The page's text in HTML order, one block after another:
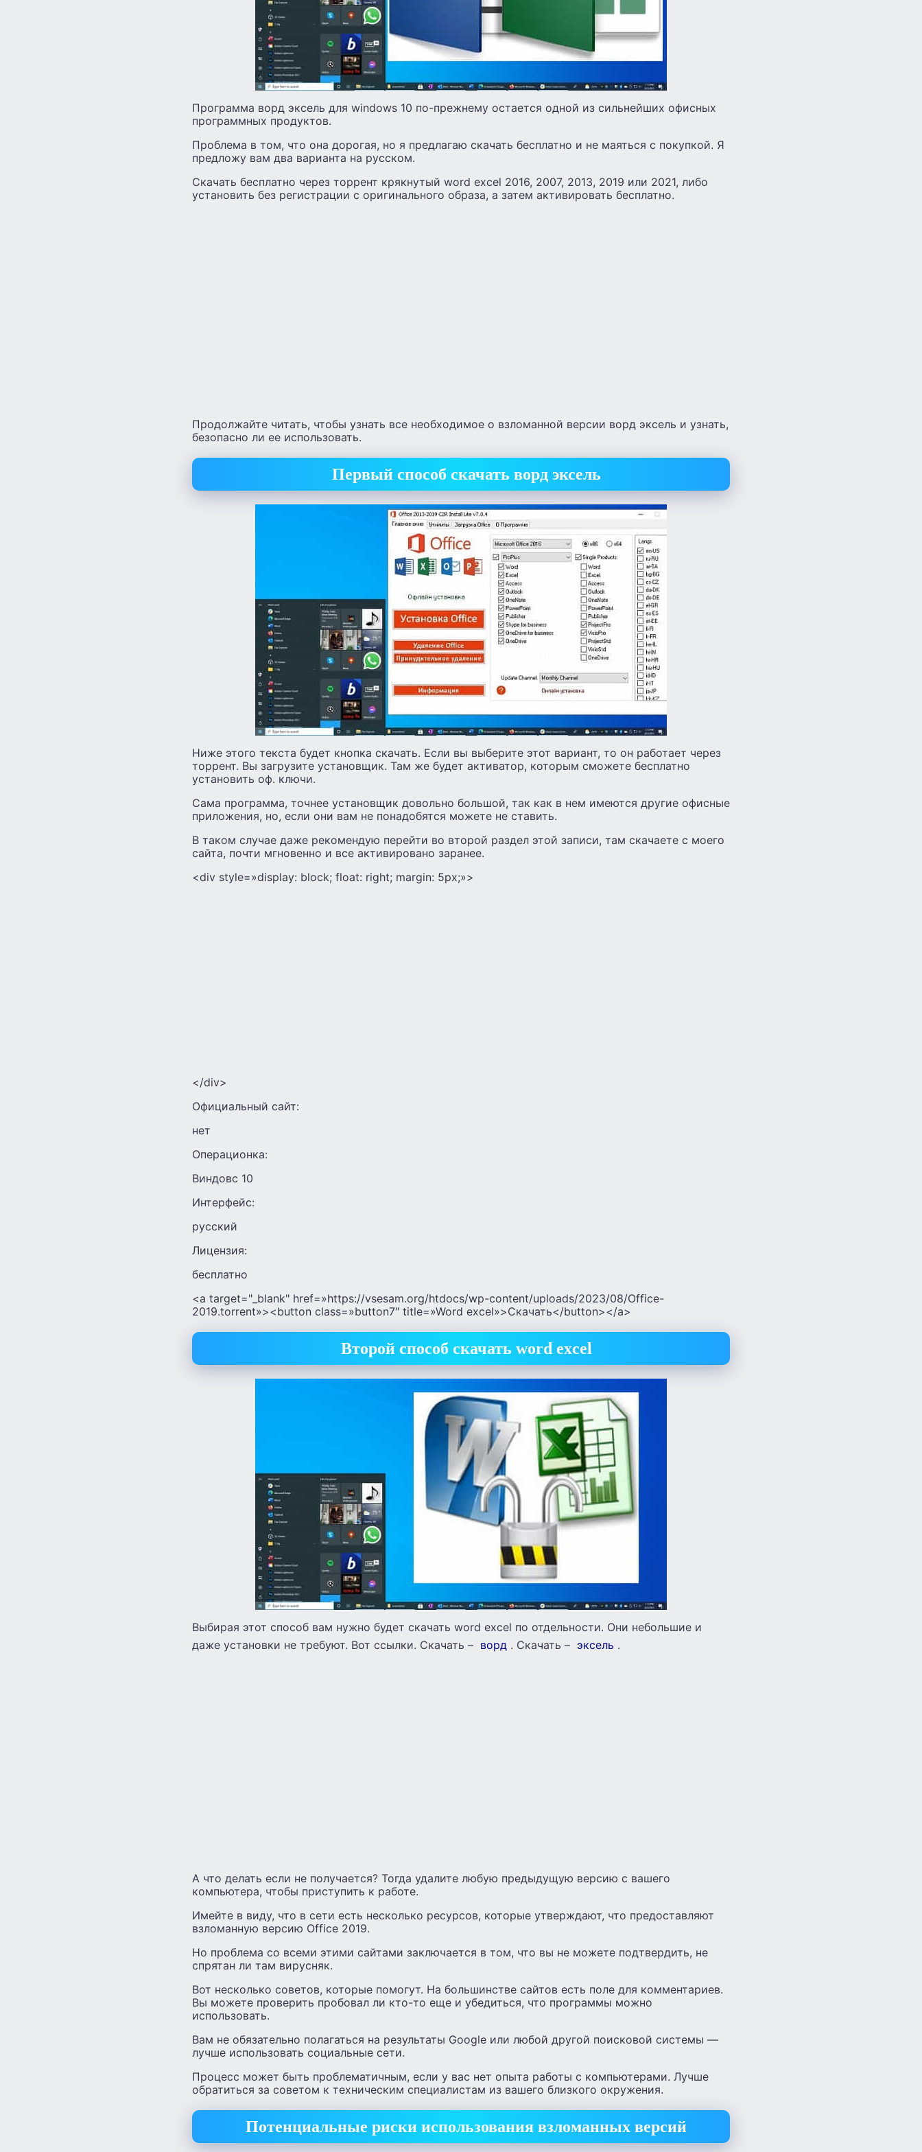
Программа ворд эксель для windows 10 по-прежнему остается одной из сильнейших офисных
программных продуктов.
Проблема в том, что она дорогая, но я предлагаю скачать бесплатно и не маяться с покупкой. Я
предложу вам два варианта на русском.
Cкачать бесплатно через торрент крякнутый word excel 2016, 2007, 2013, 2019 или 2021, либо
установить без регистрации с оригинального образа, а затем активировать бесплатно.
Продолжайте читать, чтобы узнать все необходимое о взломанной версии ворд эксель и узнать,
безопасно ли ее использовать.
Первый способ скачать ворд эксель
Ниже этого текста будет кнопка скачать. Если вы выберите этот вариант, то он работает через
торрент. Вы загрузите установщик. Там же будет активатор, которым сможете бесплатно
установить оф. ключи.
Сама программа, точнее установщик довольно большой, так как в нем имеются другие офисные
приложения, но, если они вам не понадобятся можете не ставить.
В таком случае даже рекомендую перейти во второй раздел этой записи, там скачаете с моего
сайта, почти мгновенно и все активировано заранее.
<div style=»display: block; float: right; margin: 5px;»>
</div>
Официальный сайт:
нет
Операционка:
Виндовс 10
Интерфейс:
русский
Лицензия:
бесплатно
<a target="_blank" href=»https://vsesam.org/htdocs/wp-content/uploads/2023/08/Office-
2019.torrent»><button class=»button7″ title=»Word excel»>Скачать</button></a>
Второй способ скачать word excel
Выбирая этот способ вам нужно будет скачать word excel по отдельности. Они небольшие и
даже установки не требуют. Вот ссылки. Скачать – ворд . Скачать – эксель .
А что делать если не получается? Тогда удалите любую предыдущую версию с вашего
компьютера, чтобы приступить к работе.
Имейте в виду, что в сети есть несколько ресурсов, которые утверждают, что предоставляют
взломанную версию Office 2019.
Но проблема со всеми этими сайтами заключается в том, что вы не можете подтвердить, не
спрятан ли там вирусняк.
Вот несколько советов, которые помогут. На большинстве сайтов есть поле для комментариев.
Вы можете проверить пробовал ли кто-то еще и убедиться, что программы можно
использовать.
Вам не обязательно полагаться на результаты Google или любой другой поисковой системы —
лучше использовать социальные сети.
Процесс может быть проблематичным, если у вас нет опыта работы с компьютерами. Лучше
обратиться за советом к техническим специалистам из вашего близкого окружения.
Потенциальные риски использования взломанных версий